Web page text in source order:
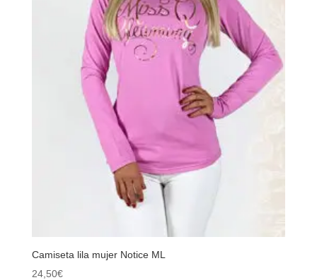
Camiseta lila mujer Notice ML
24,50€